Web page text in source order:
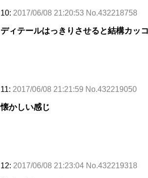
10: 2017/06/08 21:20:53 No.432218758
ディテールはっきりさせると結構カッ
11: 2017/06/08 21:21:59 No.432219050
懐かしい感じ
12: 2017/06/08 21:23:04 No.432219318